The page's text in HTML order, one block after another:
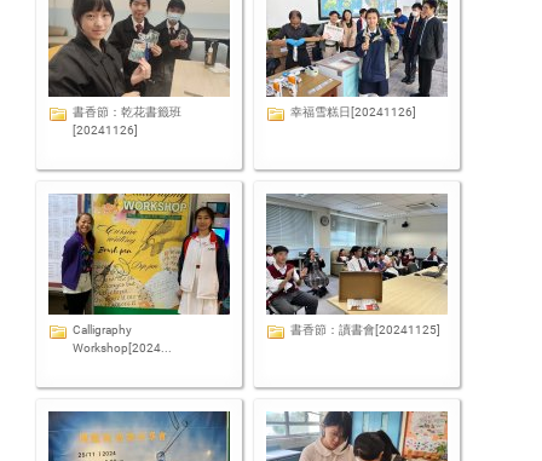
書香節：乾花書籤班
[20241126]
幸福雪糕日[20241126]
Calligraphy
Workshop[2024...
書香節：讀書會[20241125]